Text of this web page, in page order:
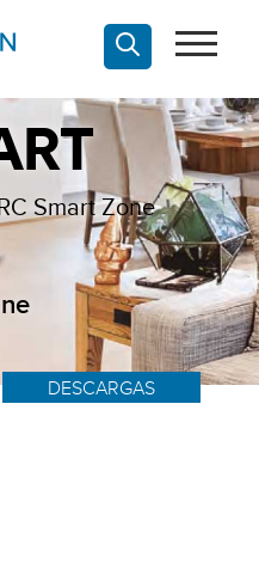
Smart Zone
DESCARGAS